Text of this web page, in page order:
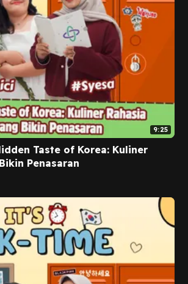
9:25
Taste of Korea: Kuliner
Penasaran